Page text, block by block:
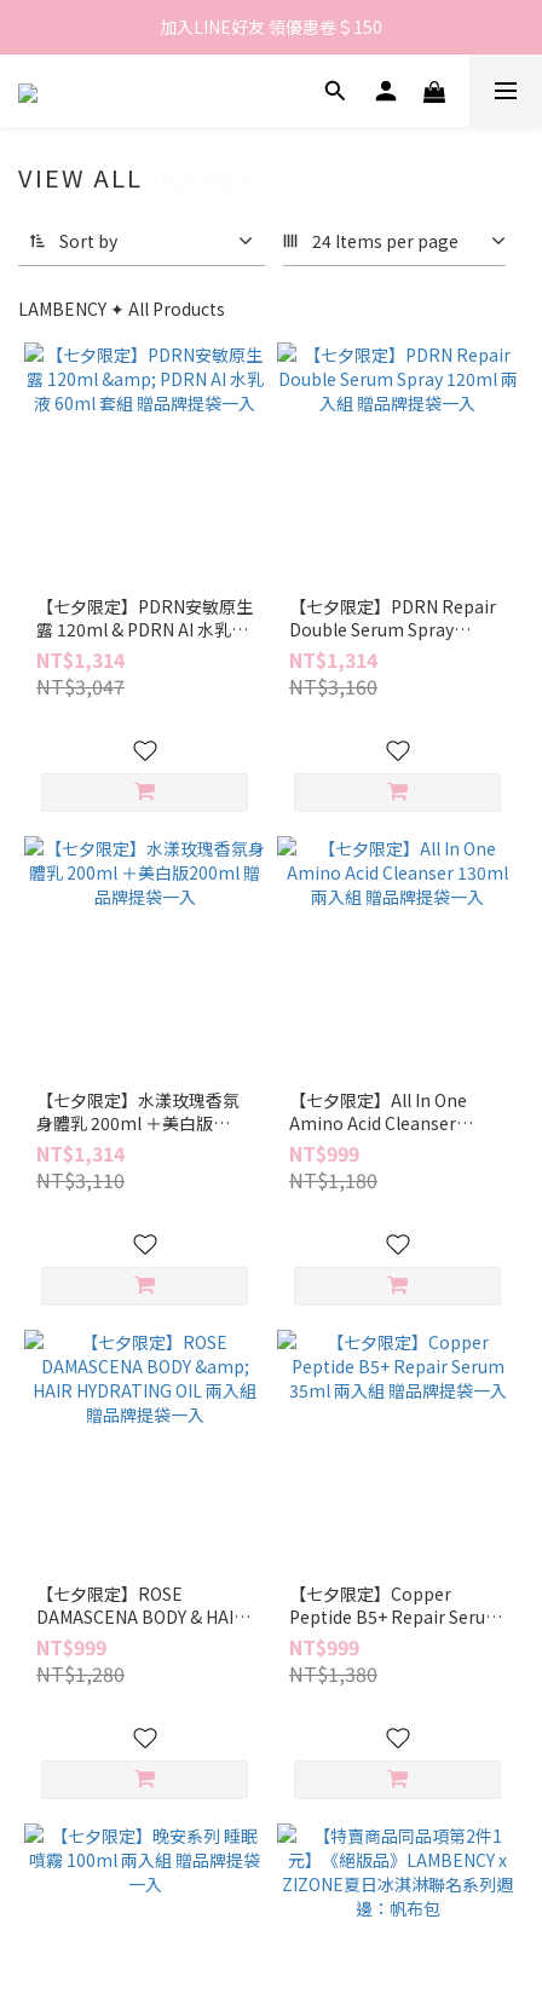
歡迎來到LAMBENCY 💓 註冊會員享＄100購物金！
加入LINE好友 領優惠卷＄150
歡迎來到LAMBENCY 💓 註冊會員享＄100購物金！
VIEW ALL
Sort by 24 Items per page
LAMBENCY ✦ All Products
【七夕限定】PDRN安敏原生
露 120ml & PDRN AI 水乳液
60ml 套組 贈品牌提袋一入
NT$1,314
NT$3,047
【七夕限定】PDRN Repair
Double Serum Spray
120ml 兩入組 贈品牌提袋一
入
NT$1,314
NT$3,160
【七夕限定】水漾玫瑰香氛
身體乳 200ml ＋美白版
200ml 贈品牌提袋一入
NT$1,314
NT$3,110
【七夕限定】All In One
Amino Acid Cleanser
130ml 兩入組 贈品牌提袋一
入
NT$999
NT$1,180
【七夕限定】ROSE
DAMASCENA BODY & HAIR
HYDRATING OIL 兩入組 贈
品牌提袋一入
NT$999
NT$1,280
【七夕限定】Copper
Peptide B5+ Repair Serum
35ml 兩入組 贈品牌提袋一
入
NT$999
NT$1,380